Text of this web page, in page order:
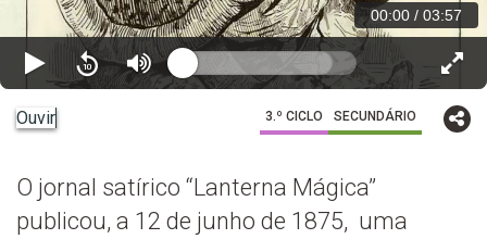
00:00 / 03:57
Ouvir 3.º CICLO SECUNDÁRIO
O jornal satírico “Lanterna Mágica”
publicou, a 12 de junho de 1875, uma